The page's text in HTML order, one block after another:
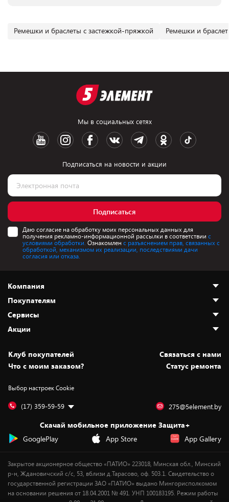
Ремешки и браслеты с застежкой-пряжкой Ремешки и
Мы в социальных сетях
Подписаться на новости и акции
Подписаться
Даю согласие на обработку моих персональных данных для
получения рекламно-информационной рассылки в соответствии с
условиями обработки. Ознакомлен с разъяснением прав, связанных с
обработкой, механизмом их реализации, последствиями дачи
согласия или отказа.
Компания
О нас
Адреса магазинов
Новости
Статьи и обзоры
Вакансии
Дай пять добру!
Покупателям
Как сделать заказ
Оплата и доставка
Безналичный расчёт
Обмен и возврат товара
Обработка персональных данных
Подарочные карты
Сервисы
Установка техники
Для игровых консолей
Для мобильных устройств
Для компьютеров
Сервисные центры
Акции
Скидки и промокоды
Белорусские товары
Бонусы
Оплата частями
Уценка
Клуб покупателей
Cвязаться с нами
Что с моим заказом?
Статус ремонта
Выбор настроек Cookie
(17) 359-59-59 275@5element.by
Скачай мобильное приложение Защита+
GooglePlay
App Store App Gallery
Закрытое акционерное общество «ПАТИО» 223018, Минская обл., Минский
р-н, Ждановичский с/с, 53, вблизи д.Тарасово, оф. 503.1. Свидетельство о
государственной регистрации ЗАО «ПАТИО» выдано Мингорисполкомом
на основании решения от 18.04.2001 № 491. УНП 100183195. Режим работы